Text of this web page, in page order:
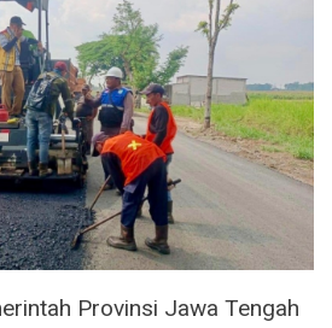
Provinsi Jawa Tengah